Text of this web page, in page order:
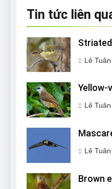
Tin tức liên
Lê Tuân
Yellow-
Lê Tuân
Lê Tuân
Brown